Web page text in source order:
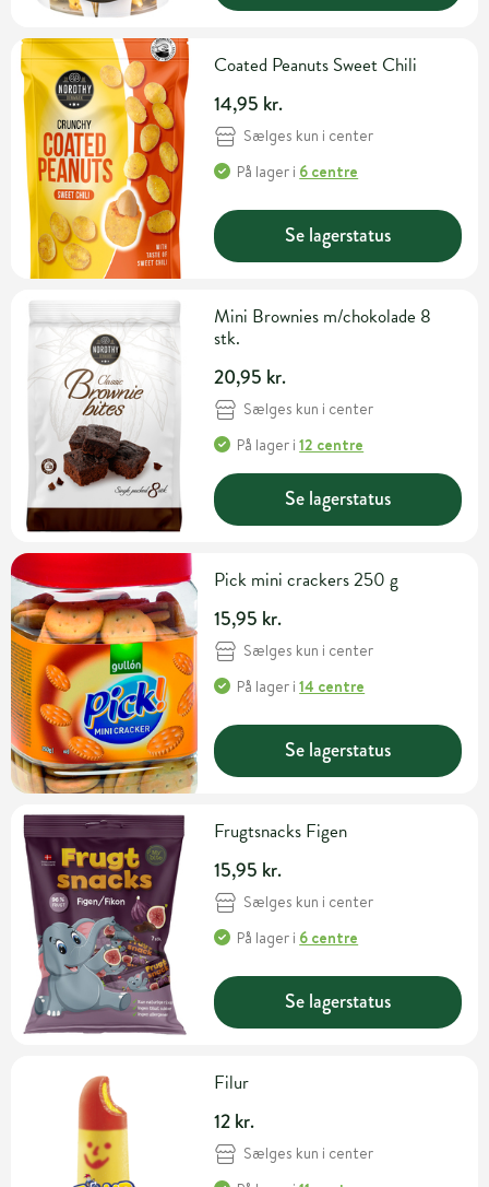
Coated Peanuts Sweet Chili
14,95 kr.
Sælges kun i center
På lager i 6 centre
Se lagerstatus
Mini Brownies m/chokolade 8
stk.
20,95 kr.
Sælges kun i center
På lager i12 centre
Se lagerstatus
Pick mini crackers 250 g
15,95 kr.
Sælges kun i center
På lager i14 centre
Se lagerstatus
Frugtsnacks Figen
15,95 kr.
Sælges kun i center
På lager i 6 centre
Se lagerstatus
Filur
12 kr.
Sælges kun i center